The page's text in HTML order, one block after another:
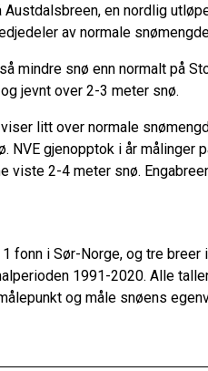
Austdalsbreen, en nordlig
av normale
mindre snø enn normalt på
jevnt over 2-3 meter snø.
litt over normale
NVE gjenopptok i år målinger
viste 2-4 meter snø.
fonn i Sør-Norge, og tre
1991-2020. Alle
og måle snøens